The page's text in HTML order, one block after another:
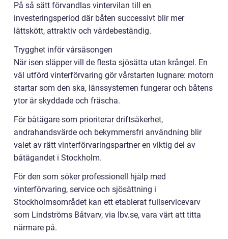
På så sätt förvandlas vintervilan till en
investeringsperiod där båten successivt blir mer
lättskött, attraktiv och värdebeständig.
Trygghet inför vårsäsongen
När isen släpper vill de flesta sjösätta utan krångel. En
väl utförd vinterförvaring gör vårstarten lugnare: motorn
startar som den ska, länssystemen fungerar och båtens
ytor är skyddade och fräscha.
För båtägare som prioriterar driftsäkerhet,
andrahandsvärde och bekymmersfri användning blir
valet av rätt vinterförvaringspartner en viktig del av
båtägandet i Stockholm.
För den som söker professionell hjälp med
vinterförvaring, service och sjösättning i
Stockholmsområdet kan ett etablerat fullservicevarv
som Lindströms Båtvarv, via lbv.se, vara värt att titta
närmare på.